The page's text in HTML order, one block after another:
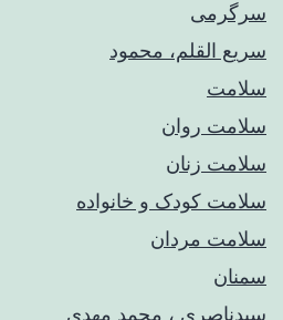
سرگرمی
سریع القلم، محمود
سلامت
سلامت روان
سلامت زنان
سلامت کودک‌ و خانواده
سلامت مردان
سمنان
سیدناصری ، محمد مهدی